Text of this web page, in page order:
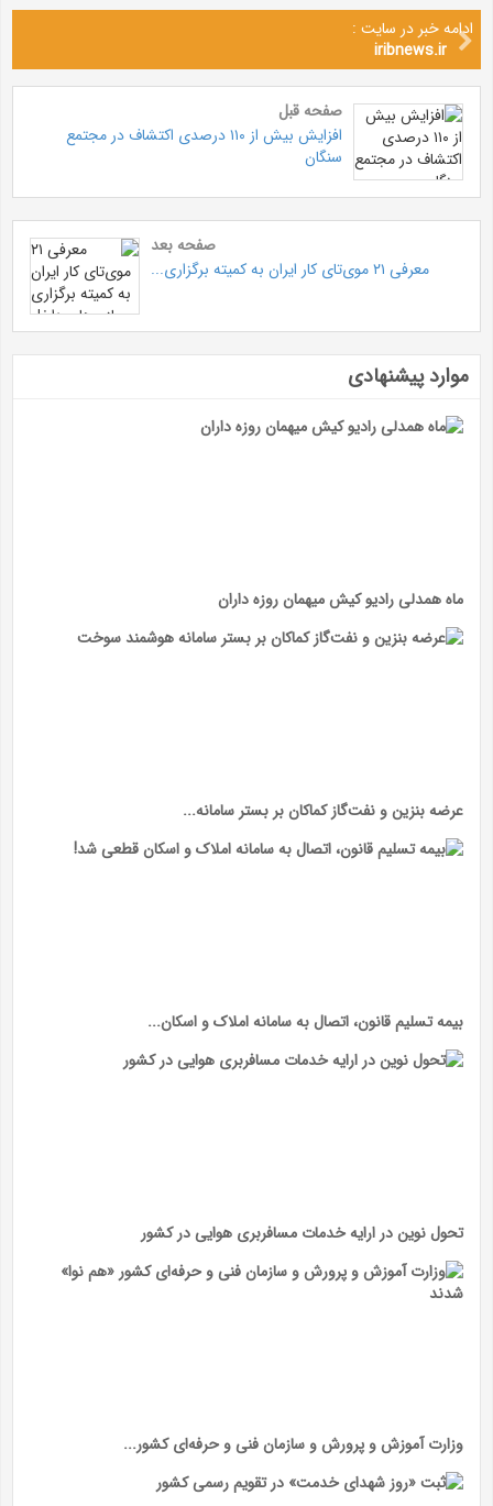
ادامه خبر در سایت :
iribnews.ir
صفحه قبل
افزایش بیش از ۱۱۰ درصدی اکتشاف در مجتمع
سنگان
صفحه بعد
معرفی ۲۱ موی‌تای کار ایران به کمیته برگزاری...
موارد پیشنهادی
ماه همدلی رادیو کیش میهمان روزه داران
عرضه بنزین و نفت‌گاز کماکان بر بستر سامانه...
بیمه تسلیم قانون، اتصال به سامانه املاک و اسکان...
تحول نوین در ارایه خدمات مسافربری هوایی در کشور
وزارت آموزش و پرورش و سازمان فنی و حرفه‌ای کشور...